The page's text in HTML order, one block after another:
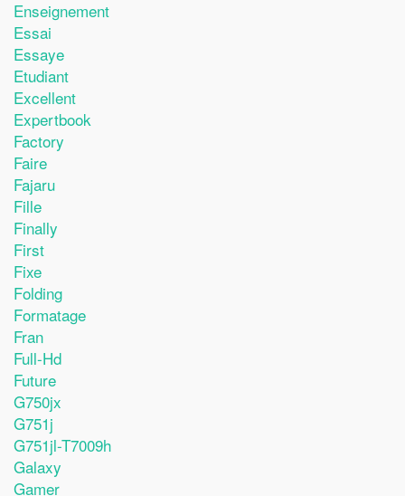
Enseignement
Essai
Essaye
Etudiant
Excellent
Expertbook
Factory
Faire
Fajaru
Fille
Finally
First
Fixe
Folding
Formatage
Fran
Full-Hd
Future
G750jx
G751j
G751jl-T7009h
Galaxy
Gamer